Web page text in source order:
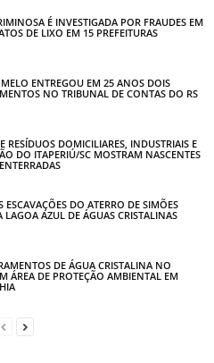
É INVESTIGADA POR FRAUDES EM
DE LIXO EM 15 PREFEITURAS
MELO ENTREGOU EM 25 ANOS DOIS
NO TRIBUNAL DE CONTAS DO RS
RESÍDUOS DOMICILIARES, INDUSTRIAIS E
DO ITAPERIÚ/SC MOSTRAM NASCENTES
ESCAVAÇÕES DO ATERRO DE SIMÕES
AZUL DE ÁGUAS CRISTALINAS
DE ÁGUA CRISTALINA NO
ÁREA DE PROTEÇÃO AMBIENTAL EM